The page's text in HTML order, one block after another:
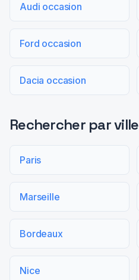
Audi occasion
Ford occasion
Dacia occasion
Rechercher par ville
Paris
Marseille
Bordeaux
Nice